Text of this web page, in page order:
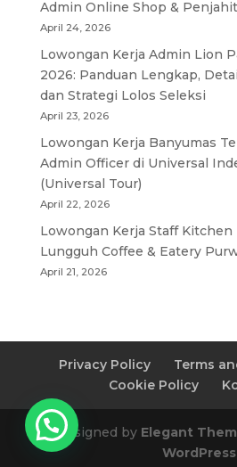
Admin Online Shop &
April 24, 2026
Lowongan Kerja Admin Lion
2026: Panduan Lengkap,
dan Strategi Lolos Seleksi
April 23, 2026
Lowongan Kerja Banyumas
Admin Officer di Universal
(Universal Tour)
April 22, 2026
Lowongan Kerja Staff Kitchen
Lungguh Coffee & Eatery
April 21, 2026
Privacy Policy
Terms
Cookie Policy
Designed by Elegant
WordPress